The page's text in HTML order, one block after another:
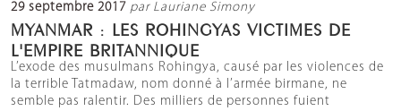
29 septembre 2017 par Lauriane Simony
MYANMAR : LES ROHINGYAS VICTIMES DE
L'EMPIRE BRITANNIQUE
L’exode des musulmans Rohingya, causé par les violences de
la terrible Tatmadaw, nom donné à l’armée birmane, ne
semble pas ralentir. Des milliers de personnes fuient